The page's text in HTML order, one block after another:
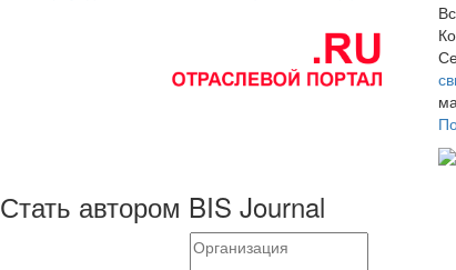
Стать автором BIS Journal